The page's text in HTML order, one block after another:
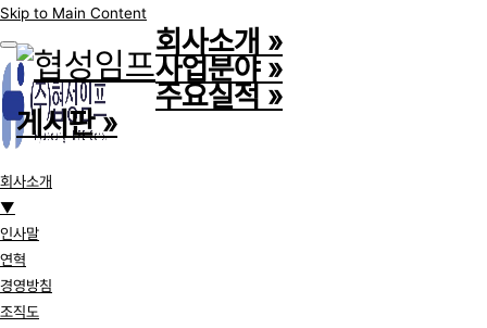
Skip to Main Content
회사소개
▼
인사말
연혁
경영방침
조직도
회사소개 »
사업분야»
주요실적»
게시판»